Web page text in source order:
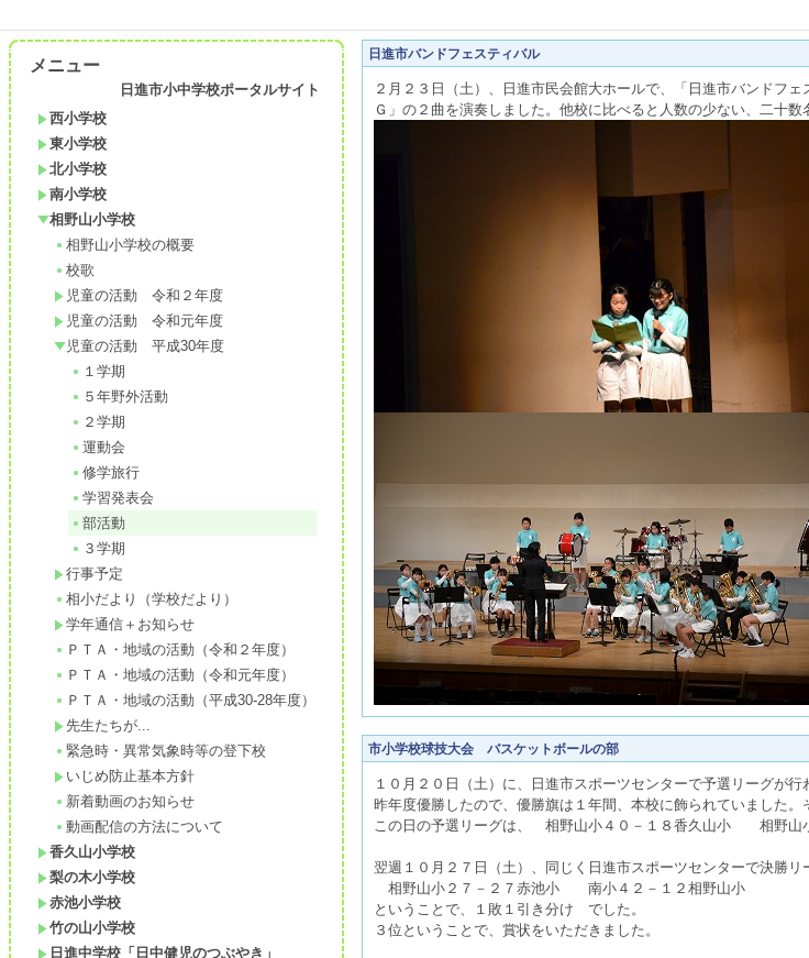
メニュー
日進市小中学校ポータルサイト
西小学校
東小学校
北小学校
南小学校
相野山小学校
相野山小学校の概要
校歌
児童の活動 令和２年度
児童の活動 令和元年度
児童の活動 平成30年度
１学期
５年野外活動
２学期
運動会
修学旅行
学習発表会
部活動
３学期
行事予定
相小だより（学校だより）
学年通信＋お知らせ
ＰＴＡ・地域の活動（令和２年度）
ＰＴＡ・地域の活動（令和元年度）
ＰＴＡ・地域の活動（平成30-28年度）
先生たちが...
緊急時・異常気象時等の登下校
いじめ防止基本方針
新着動画のお知らせ
動画配信の方法について
香久山小学校
梨の木小学校
赤池小学校
竹の山小学校
日進中学校「日中健児のつぶやき」
日進市バンドフェスティバル
２月２３日（土）、日進市民会館大ホールで、「日進市バンドフ
Ｇ」の２曲を演奏しました。他校に比べると人数の少ない、二十
市小学校球技大会 バスケットボールの部
１０月２０日（土）に、日進市スポーツセンターで予選リーグが行
昨年度優勝したので、優勝旗は１年間、本校に飾られていました。
この日の予選リーグは、 相野山小４０－１８香久山小 相野山
翌週１０月２７日（土）、同じく日進市スポーツセンターで決勝リ
相野山小２７－２７赤池小 南小４２－１２相野山小
ということで、１敗１引き分け でした。
３位ということで、賞状をいただきました。